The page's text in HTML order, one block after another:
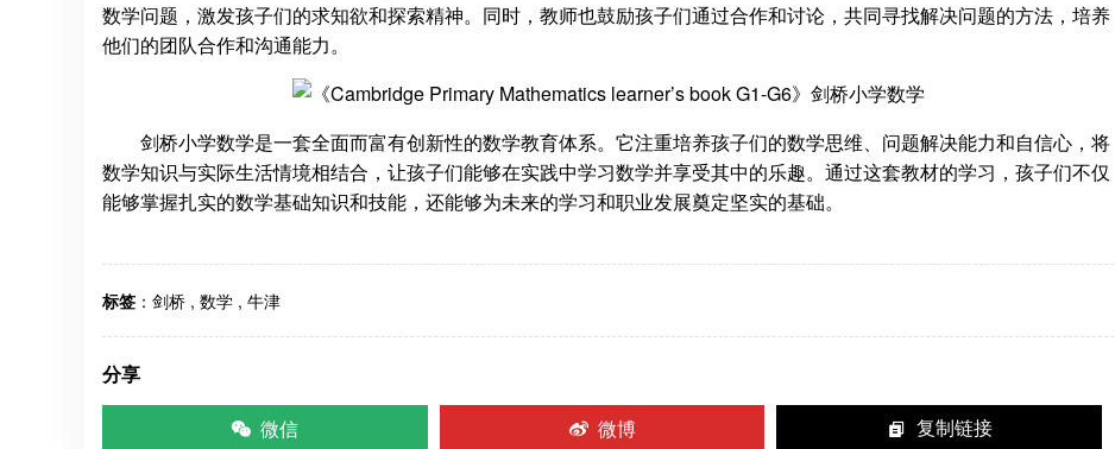
数学问题，激发孩子们的求知欲和探索精神。同时，教师也鼓励孩子们通过合作和讨论，共同寻找解决问题的方法，培养
他们的团队合作和沟通能力。
剑桥小学数学是一套全面而富有创新性的数学教育体系。它注重培养孩子们的数学思维、问题解决能力和自信心，将
数学知识与实际生活情境相结合，让孩子们能够在实践中学习数学并享受其中的乐趣。通过这套教材的学习，孩子们不仅
能够掌握扎实的数学基础知识和技能，还能够为未来的学习和职业发展奠定坚实的基础。
标签 ： 剑桥 , 数学 , 牛津
分享
微信
微博 复制链接